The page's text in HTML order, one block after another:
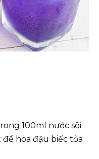
100ml nước sôi
hoa đậu biếc tỏa